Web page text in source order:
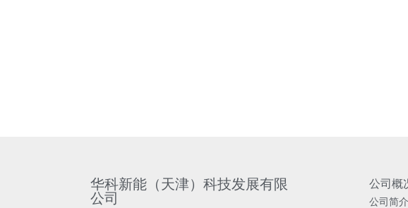
华科新能（天津）科技发展有限
公司
公司概
公司简介